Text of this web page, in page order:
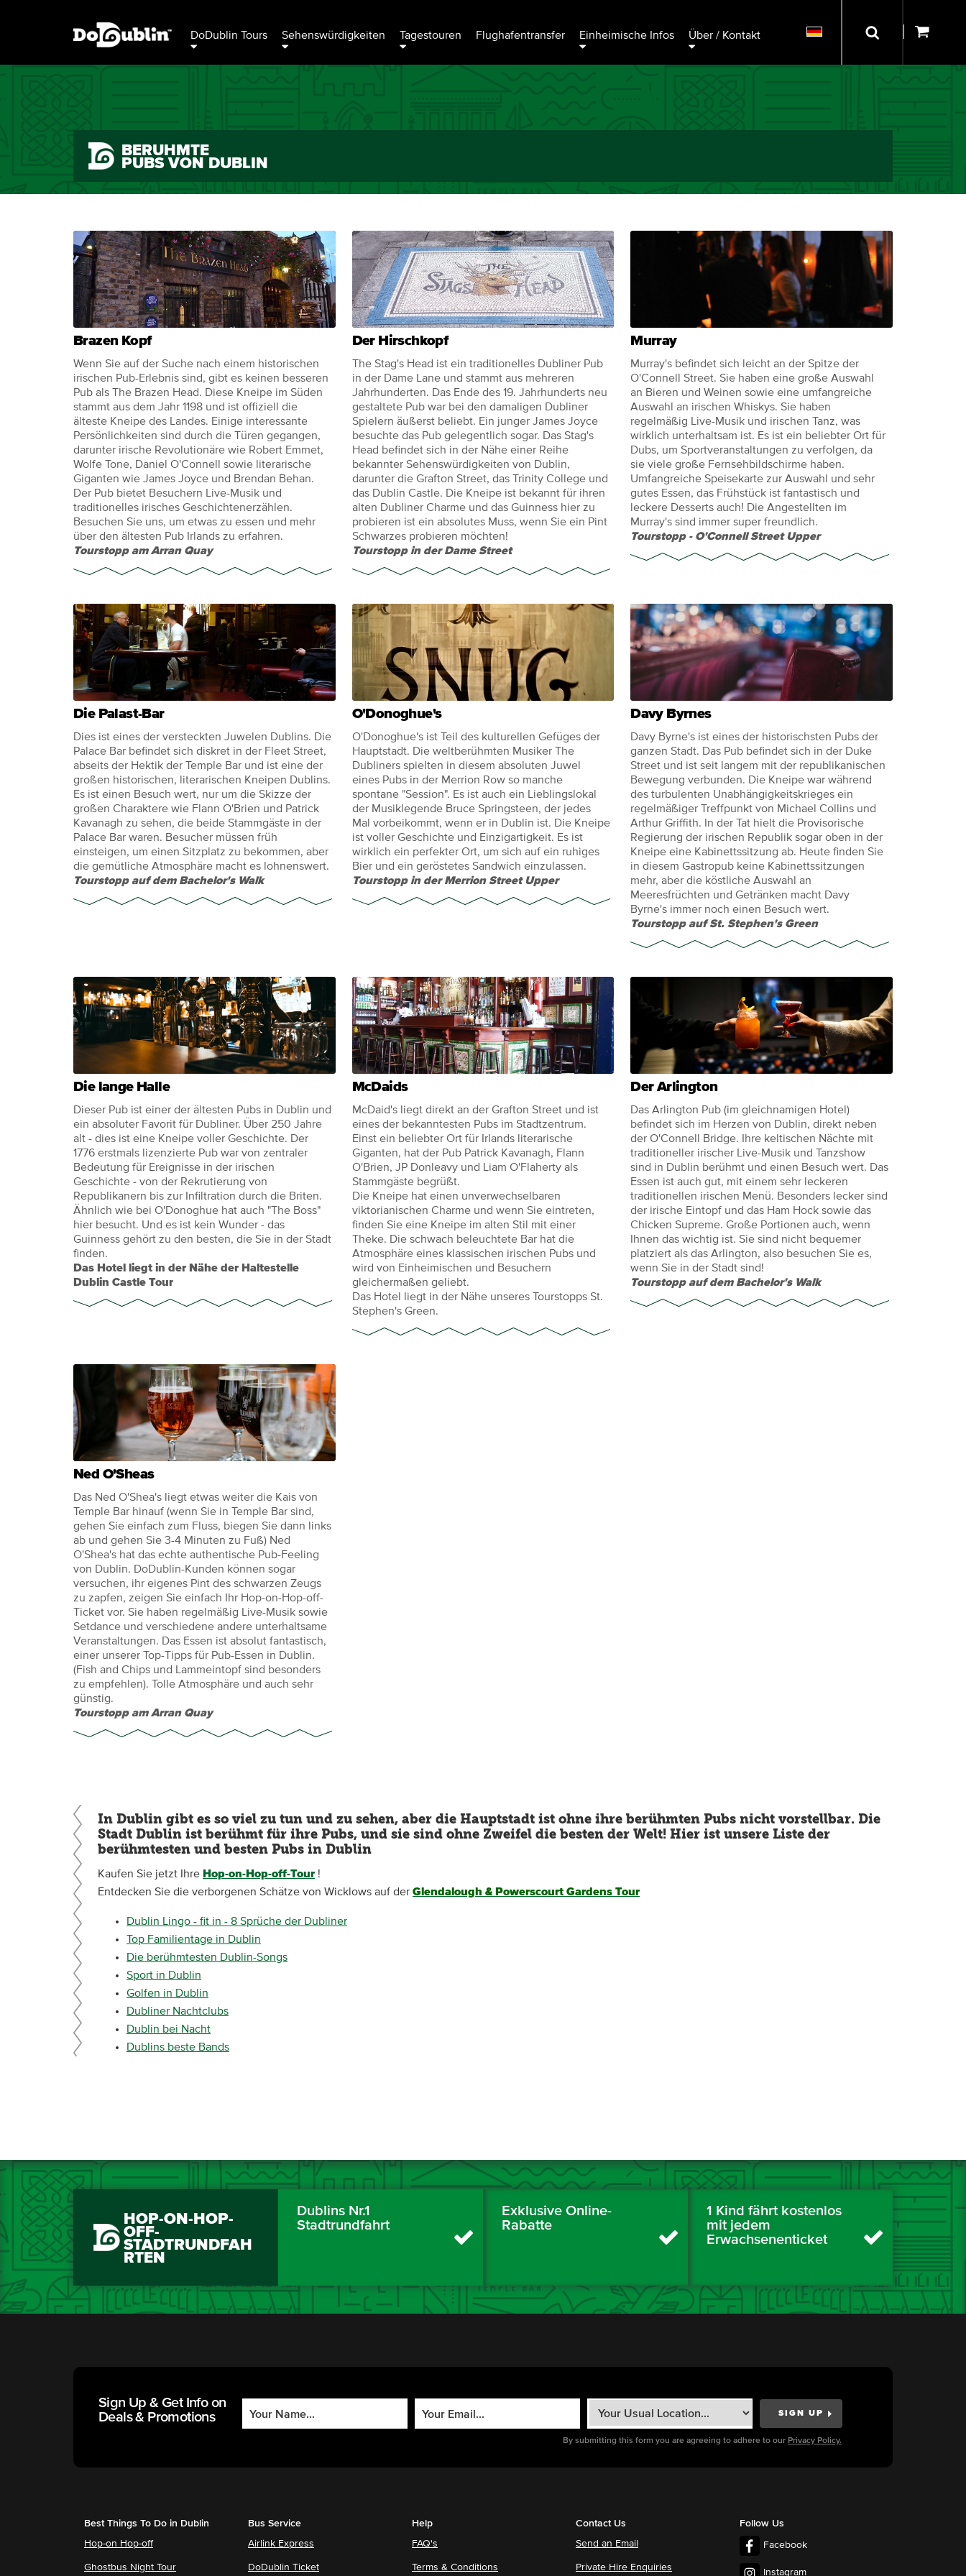
DoDublin Tours Sehenswürdigkeiten Tagestouren Flughafentransfer Einheimische Infos Über / Kontakt
BERÜHMTE
PUBS VON DUBLIN
Brazen Kopf
Wenn Sie auf der Suche nach einem historischen
irischen Pub-Erlebnis sind, gibt es keinen besseren
Pub als The Brazen Head. Diese Kneipe im Süden
stammt aus dem Jahr 1198 und ist offiziell die
älteste Kneipe des Landes. Einige interessante
Persönlichkeiten sind durch die Türen gegangen,
darunter irische Revolutionäre wie Robert Emmet,
Wolfe Tone, Daniel O'Connell sowie literarische
Giganten wie James Joyce und Brendan Behan.
Der Pub bietet Besuchern Live-Musik und
traditionelles irisches Geschichtenerzählen.
Besuchen Sie uns, um etwas zu essen und mehr
über den ältesten Pub Irlands zu erfahren.
Tourstopp am Arran Quay
Der Hirschkopf
The Stag's Head ist ein traditionelles Dubliner Pub
in der Dame Lane und stammt aus mehreren
Jahrhunderten. Das Ende des 19. Jahrhunderts neu
gestaltete Pub war bei den damaligen Dubliner
Spielern äußerst beliebt. Ein junger James Joyce
besuchte das Pub gelegentlich sogar. Das Stag's
Head befindet sich in der Nähe einer Reihe
bekannter Sehenswürdigkeiten von Dublin,
darunter die Grafton Street, das Trinity College und
das Dublin Castle. Die Kneipe ist bekannt für ihren
alten Dubliner Charme und das Guinness hier zu
probieren ist ein absolutes Muss, wenn Sie ein Pint
Schwarzes probieren möchten!
Tourstopp in der Dame Street
Murray
Murray's befindet sich leicht an der Spitze der
O'Connell Street. Sie haben eine große Auswahl
an Bieren und Weinen sowie eine umfangreiche
Auswahl an irischen Whiskys. Sie haben
regelmäßig Live-Musik und irischen Tanz, was
wirklich unterhaltsam ist. Es ist ein beliebter Ort für
Dubs, um Sportveranstaltungen zu verfolgen, da
sie viele große Fernsehbildschirme haben.
Umfangreiche Speisekarte zur Auswahl und sehr
gutes Essen, das Frühstück ist fantastisch und
leckere Desserts auch! Die Angestellten im
Murray's sind immer super freundlich.
Tourstopp - O'Connell Street Upper
Die Palast-Bar
Dies ist eines der versteckten Juwelen Dublins. Die
Palace Bar befindet sich diskret in der Fleet Street,
abseits der Hektik der Temple Bar und ist eine der
großen historischen, literarischen Kneipen Dublins.
Es ist einen Besuch wert, nur um die Skizze der
großen Charaktere wie Flann O'Brien und Patrick
Kavanagh zu sehen, die beide Stammgäste in der
Palace Bar waren. Besucher müssen früh
einsteigen, um einen Sitzplatz zu bekommen, aber
die gemütliche Atmosphäre macht es lohnenswert.
Tourstopp auf dem Bachelor's Walk
O'Donoghue's
O'Donoghue's ist Teil des kulturellen Gefüges der
Hauptstadt. Die weltberühmten Musiker The
Dubliners spielten in diesem absoluten Juwel
eines Pubs in der Merrion Row so manche
spontane "Session". Es ist auch ein Lieblingslokal
der Musiklegende Bruce Springsteen, der jedes
Mal vorbeikommt, wenn er in Dublin ist. Die Kneipe
ist voller Geschichte und Einzigartigkeit. Es ist
wirklich ein perfekter Ort, um sich auf ein ruhiges
Bier und ein geröstetes Sandwich einzulassen.
Tourstopp in der Merrion Street Upper
Davy Byrnes
Davy Byrne's ist eines der historischsten Pubs der
ganzen Stadt. Das Pub befindet sich in der Duke
Street und ist seit langem mit der republikanischen
Bewegung verbunden. Die Kneipe war während
des turbulenten Unabhängigkeitskrieges ein
regelmäßiger Treffpunkt von Michael Collins und
Arthur Griffith. In der Tat hielt die Provisorische
Regierung der irischen Republik sogar oben in der
Kneipe eine Kabinettssitzung ab. Heute finden Sie
in diesem Gastropub keine Kabinettssitzungen
mehr, aber die köstliche Auswahl an
Meeresfrüchten und Getränken macht Davy
Byrne's immer noch einen Besuch wert.
Tourstopp auf St. Stephen's Green
Die lange Halle
Dieser Pub ist einer der ältesten Pubs in Dublin und
ein absoluter Favorit für Dubliner. Über 250 Jahre
alt - dies ist eine Kneipe voller Geschichte. Der
1776 erstmals lizenzierte Pub war von zentraler
Bedeutung für Ereignisse in der irischen
Geschichte - von der Rekrutierung von
Republikanern bis zur Infiltration durch die Briten.
Ähnlich wie bei O'Donoghue hat auch "The Boss"
hier besucht. Und es ist kein Wunder - das
Guinness gehört zu den besten, die Sie in der Stadt
finden.
Das Hotel liegt in der Nähe der Haltestelle
Dublin Castle Tour
McDaids
McDaid's liegt direkt an der Grafton Street und ist
eines der bekanntesten Pubs im Stadtzentrum.
Einst ein beliebter Ort für Irlands literarische
Giganten, hat der Pub Patrick Kavanagh, Flann
O'Brien, JP Donleavy und Liam O'Flaherty als
Stammgäste begrüßt.
Die Kneipe hat einen unverwechselbaren
viktorianischen Charme und wenn Sie eintreten,
finden Sie eine Kneipe im alten Stil mit einer
Theke. Die schwach beleuchtete Bar hat die
Atmosphäre eines klassischen irischen Pubs und
wird von Einheimischen und Besuchern
gleichermaßen geliebt.
Das Hotel liegt in der Nähe unseres Tourstopps St.
Stephen's Green.
Der Arlington
Das Arlington Pub (im gleichnamigen Hotel)
befindet sich im Herzen von Dublin, direkt neben
der O'Connell Bridge. Ihre keltischen Nächte mit
traditioneller irischer Live-Musik und Tanzshow
sind in Dublin berühmt und einen Besuch wert. Das
Essen ist auch gut, mit einem sehr leckeren
traditionellen irischen Menü. Besonders lecker sind
der irische Eintopf und das Ham Hock sowie das
Chicken Supreme. Große Portionen auch, wenn
Ihnen das wichtig ist. Sie sind nicht bequemer
platziert als das Arlington, also besuchen Sie es,
wenn Sie in der Stadt sind!
Tourstopp auf dem Bachelor's Walk
Ned O'Sheas
Das Ned O'Shea's liegt etwas weiter die Kais von
Temple Bar hinauf (wenn Sie in Temple Bar sind,
gehen Sie einfach zum Fluss, biegen Sie dann links
ab und gehen Sie 3-4 Minuten zu Fuß) Ned
O'Shea's hat das echte authentische Pub-Feeling
von Dublin. DoDublin-Kunden können sogar
versuchen, ihr eigenes Pint des schwarzen Zeugs
zu zapfen, zeigen Sie einfach Ihr Hop-on-Hop-off-
Ticket vor. Sie haben regelmäßig Live-Musik sowie
Setdance und verschiedene andere unterhaltsame
Veranstaltungen. Das Essen ist absolut fantastisch,
einer unserer Top-Tipps für Pub-Essen in Dublin.
(Fish and Chips und Lammeintopf sind besonders
zu empfehlen). Tolle Atmosphäre und auch sehr
günstig.
Tourstopp am Arran Quay
In Dublin gibt es so viel zu tun und zu sehen, aber die Hauptstadt ist ohne ihre berühmten Pubs nicht vorstellbar. Die
Stadt Dublin ist berühmt für ihre Pubs, und sie sind ohne Zweifel die besten der Welt! Hier ist unsere Liste der
berühmtesten und besten Pubs in Dublin
Kaufen Sie jetzt Ihre Hop-on-Hop-off-Tour !
Entdecken Sie die verborgenen Schätze von Wicklows auf der Glendalough & Powerscourt Gardens Tour
Dublin Lingo - fit in - 8 Sprüche der Dubliner
Top Familientage in Dublin
Die berühmtesten Dublin-Songs
Sport in Dublin
Golfen in Dublin
Dubliner Nachtclubs
Dublin bei Nacht
Dublins beste Bands
HOP-ON-HOP-
OFF-
STADTRUNDFAH
RTEN
Dublins Nr.1
Stadtrundfahrt
Exklusive Online-
Rabatte
1 Kind fährt kostenlos
mit jedem
Erwachsenenticket
Sign Up & Get Info on
Deals & Promotions
By submitting this form you are agreeing to adhere to our Privacy Policy.
Best Things To Do in Dublin
Hop-on Hop-off
Ghostbus Night Tour
Bus Service
Airlink Express
DoDublin Ticket
Help
FAQ's
Terms & Conditions
Contact Us
Send an Email
Private Hire Enquiries
Follow Us
Facebook
Instagram